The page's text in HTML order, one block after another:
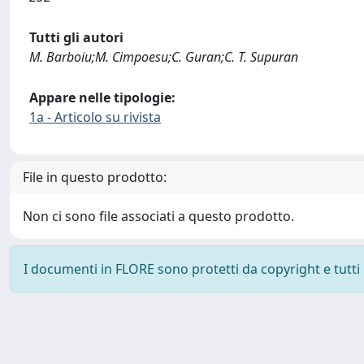
Tutti gli autori
M. Barboiu;M. Cimpoesu;C. Guran;C. T. Supuran
Appare nelle tipologie:
1a - Articolo su rivista
File in questo prodotto:
Non ci sono file associati a questo prodotto.
I documenti in FLORE sono protetti da copyright e